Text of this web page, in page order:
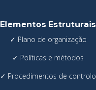
Elementos Estruturais
✓ Plano de organização
✓ Políticas e métodos
✓ Procedimentos de controlo